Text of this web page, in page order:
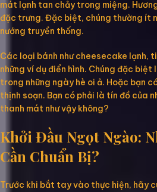
mát lạnh tan chảy trong miệng.
đặc trưng. Đặc biệt, chúng thường ít
nướng truyền thống.
Các loại bánh như cheesecake lạnh,
những ví dụ điển hình. Chúng đặc
trong những ngày hè oi ả. Hoặc bạn
thịnh soạn. Bạn có phải là tín đồ của
thanh mát như vậy không?
Khởi Đầu Ngọt Ngào:
Cần Chuẩn Bị?
Trước khi bắt tay vào thực hiện, hãy